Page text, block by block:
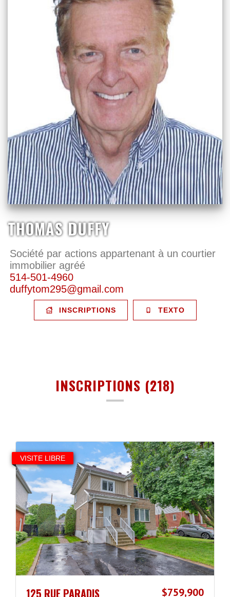
THOMAS DUFFY
Société par actions appartenant à un courtier
immobilier agréé
514-501-4960
duffytom295@gmail.com
INSCRIPTIONS TEXTO
INSCRIPTIONS (218)
VISITE LIBRE
125 RUE PARADIS $759,900